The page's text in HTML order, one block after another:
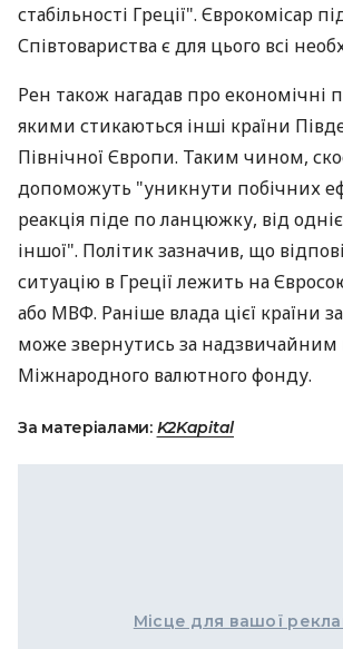
стабільності Греції". Єврокомісар
Співтовариства є для цього всі
Рен також нагадав про економічні
якими стикаються інші країни
Північної Європи. Таким чином,
допоможуть "уникнути побічних
реакція піде по ланцюжку, від
іншої". Політик зазначив, що
ситуацію в Греції лежить на
або МВФ. Раніше влада цієї країни
може звернутись за
Міжнародного валютного фонду.
За матеріалами: K2Kapital
Місце для вашої